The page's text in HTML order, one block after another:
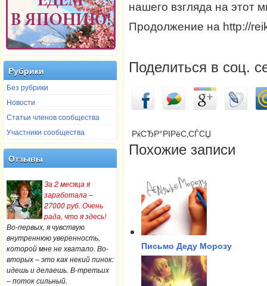
Рубрики
Без рубрики
Новости
Статьи членов сообщества
Участники сообщества
Отзывы
За 2 месяца я
заработала –
27000 руб. Очень
рада, что я здесь!
Во-первых, я чувствую
внутреннюю уверенность,
которой мне не хватало. Во-
вторых – это как некий пинок:
идешь и делаешь. В-третьих
– поток сильный.
нашего взгляда на этот
Продолжение на http://
Поделиться в соц.
РќСЂР°РІРёС‚СЃСЏ
Похожие записи
Письмо Деду Морозу